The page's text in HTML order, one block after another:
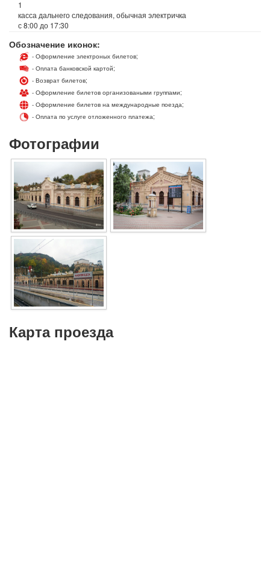
1
касса дальнего следования, обычная электричка
с 8:00 до 17:30
Обозначение иконок:
- Оформление электроных билетов;
- Оплата банковской картой;
- Возврат билетов;
- Оформление билетов организоваными группами;
- Оформление билетов на международные поезда;
- Оплата по услуге отложенного платежа;
Фотографии
Карта проезда